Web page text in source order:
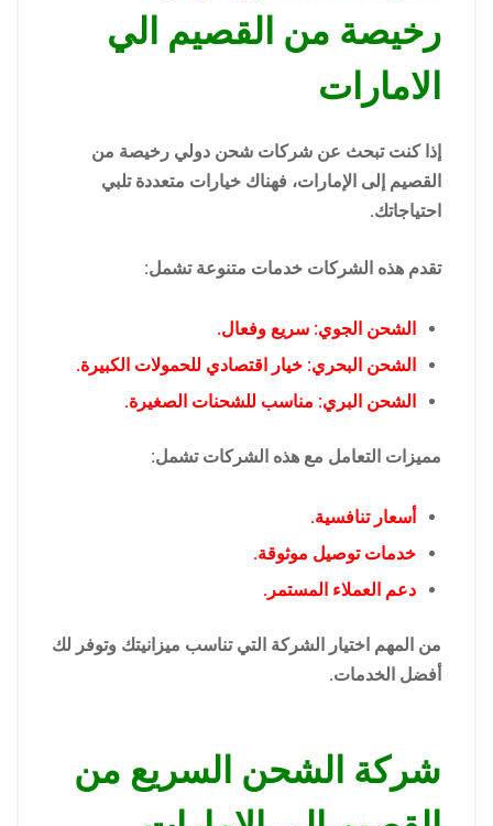
رخيصة من القصيم الي
الامارات
إذا كنت تبحث عن شركات شحن دولي رخيصة من
القصيم إلى الإمارات، فهناك خيارات متعددة تلبي
احتياجاتك.
تقدم هذه الشركات خدمات متنوعة تشمل:
الشحن الجوي: سريع وفعال.
الشحن البحري: خيار اقتصادي للحمولات الكبيرة.
الشحن البري: مناسب للشحنات الصغيرة.
مميزات التعامل مع هذه الشركات تشمل:
أسعار تنافسية.
خدمات توصيل موثوقة.
دعم العملاء المستمر.
من المهم اختيار الشركة التي تناسب ميزانيتك وتوفر لك
أفضل الخدمات.
شركة الشحن السريع من